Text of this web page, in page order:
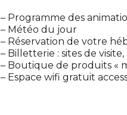
– Programme des
– Météo du jour
– Réservation de votre
– Billetterie : sites de
– Boutique de produits «
– Espace wifi gratuit